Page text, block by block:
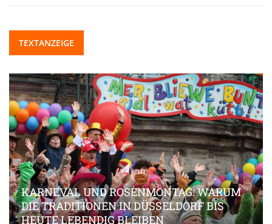
TEXTANZEIGE
KARNEVAL UND ROSENMONTAG: WARUM
DIE TRADITIONEN IN DÜSSELDORF BIS
HEUTE LEBENDIG BLEIBEN